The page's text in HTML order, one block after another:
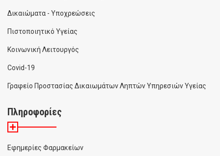
Δικαιώματα - Υποχρεώσεις
Πιστοποιητικό Υγείας
Κοινωνική Λειτουργός
Covid-19
Γραφείο Προστασίας Δικαιωμάτων Ληπτών Υπηρεσιών Υγείας
Πληροφορίες
Εφημερίες Φαρμακείων